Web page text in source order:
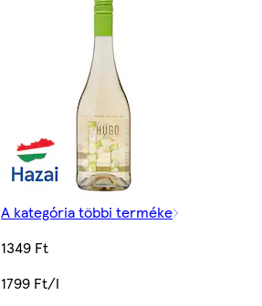
A kategória többi terméke
1349 Ft
1799 Ft/l